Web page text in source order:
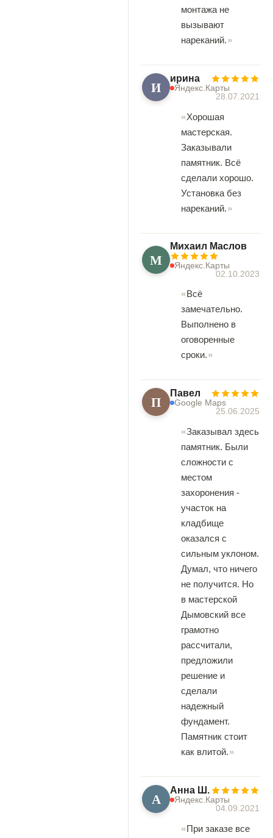
монтажа не
вызывают
нареканий.
И ирина
Яндекс.Карты
28.07.2021
Хорошая
мастерская.
Заказывали
памятник. Всё
сделали хорошо.
Установка без
нареканий.
М
Михаил Маслов
Яндекс.Карты
02.10.2023
Всё
замечательно.
Выполнено в
оговоренные
сроки.
П Павел
Google Maps
25.06.2025
Заказывал здесь
памятник. Были
сложности с
местом
захоронения -
участок на
кладбище
оказался с
сильным уклоном.
Думал, что ничего
не получится. Но
в мастерской
Дымовский все
грамотно
рассчитали,
предложили
решение и
сделали
надежный
фундамент.
Памятник стоит
как влитой.
А Анна Ш.
Яндекс.Карты
04.09.2021
При заказе все